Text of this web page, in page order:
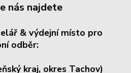
nás najdete
& výdejní místo pro
odběr:
kraj, okres Tachov)